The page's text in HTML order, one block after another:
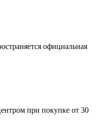
официальная
при покупке от 30